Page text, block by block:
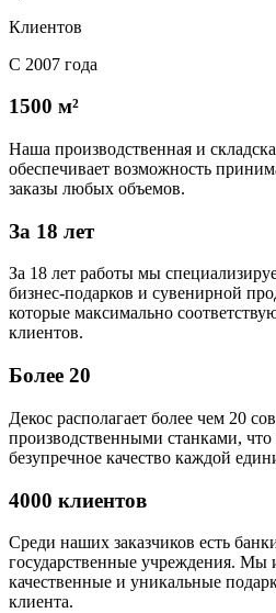
Клиентов
С 2007 года
1500 м²
Наша производственная и
обеспечивает возможность
заказы любых объемов.
За 18 лет
За 18 лет работы мы
бизнес-подарков и сувенирной
которые максимально
клиентов.
Более 20
Декос располагает более чем 20
производственными станками, что
безупречное качество каждой
4000 клиентов
Среди наших заказчиков есть
государственные учреждения. Мы
качественные и уникальные
клиента.